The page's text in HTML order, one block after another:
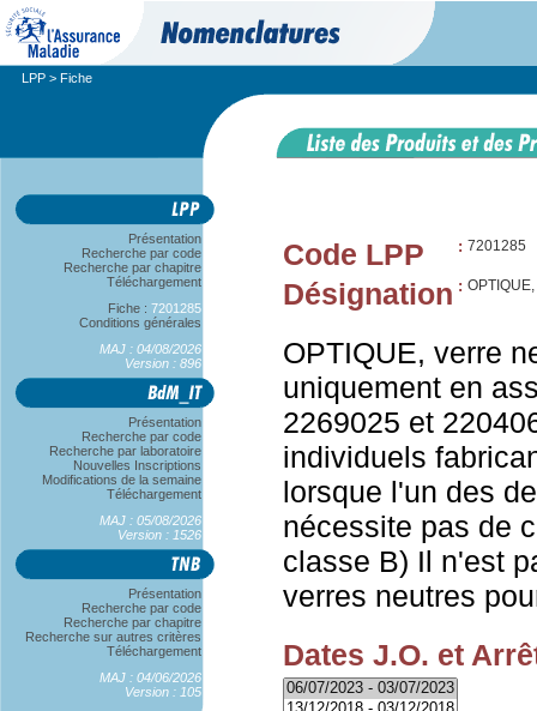
LPP > Fiche
Présentation
Recherche par code
Recherche par chapitre
Téléchargement
Fiche : 7201285
Conditions générales
MAJ : 04/08/2026
Version : 896
Présentation
Recherche par code
Recherche par laboratoire
Nouvelles Inscriptions
Modifications de la semaine
Téléchargement
MAJ : 05/08/2026
Version : 1526
Présentation
Recherche par code
Recherche par chapitre
Recherche sur autres critères
Téléchargement
MAJ : 04/06/2026
Version : 105
Code LPP : 7201285
Désignation :
OPTIQUE, verre
uniquement en
2269025 et
individuels
lorsque l'un des
nécessite pas de
classe B) Il n'est
verres neutres
Dates J.O. et